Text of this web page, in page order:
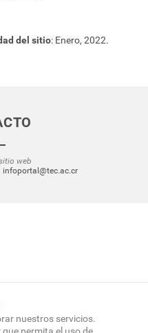
del sitio: Enero, 2022.
web
infoportal@tec.ac.cr
nuestros servicios.